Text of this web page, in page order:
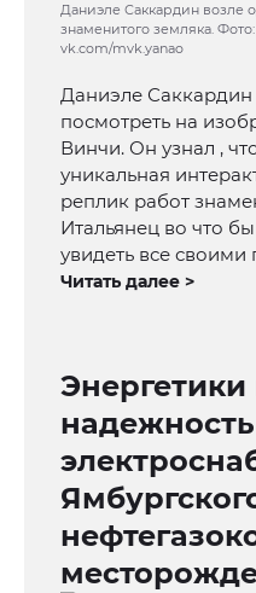
Даниэле Саккардин возле
знаменитого земляка.
vk.com/mvk.yanao
Даниэле Саккардин
посмотреть на
Винчи. Он узнал ,
уникальная
реплик работ
Итальянец во что
увидеть все своими
Читать далее >
надежность